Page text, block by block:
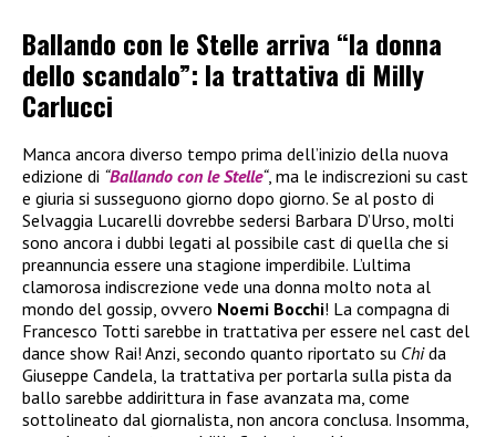
Ballando con le Stelle arriva “la donna
dello scandalo”: la trattativa di Milly
Carlucci
Manca ancora diverso tempo prima dell’inizio della nuova
edizione di “Ballando con le Stelle“, ma le indiscrezioni su cast
e giuria si susseguono giorno dopo giorno. Se al posto di
Selvaggia Lucarelli dovrebbe sedersi Barbara D’Urso, molti
sono ancora i dubbi legati al possibile cast di quella che si
preannuncia essere una stagione imperdibile. L’ultima
clamorosa indiscrezione vede una donna molto nota al
mondo del gossip, ovvero Noemi Bocchi! La compagna di
Francesco Totti sarebbe in trattativa per essere nel cast del
dance show Rai! Anzi, secondo quanto riportato su Chida
Giuseppe Candela, la trattativa per portarla sulla pista da
ballo sarebbe addirittura in fase avanzata ma, come
sottolineato dal giornalista, non ancora conclusa. Insomma,